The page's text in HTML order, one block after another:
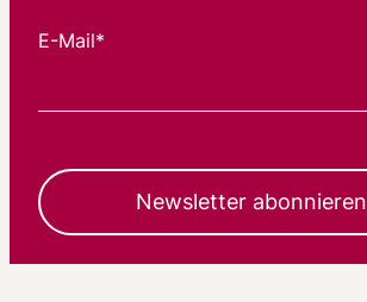
E-Mail*
Newsletter abonnieren